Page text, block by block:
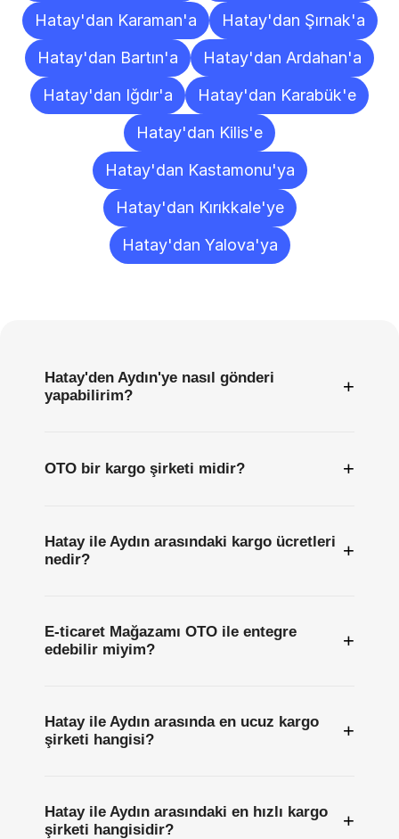
Hatay'dan Karaman'a
Hatay'dan Şırnak'a
Hatay'dan Bartın'a
Hatay'dan Ardahan'a
Hatay'dan Iğdır'a
Hatay'dan Karabük'e
Hatay'dan Kilis'e
Hatay'dan Kastamonu'ya
Hatay'dan Kırıkkale'ye
Hatay'dan Yalova'ya
Hatay'den Aydın'ye nasıl gönderi
yapabilirim?
+
OTO bir kargo şirketi midir? +
Hatay ile Aydın arasındaki kargo ücretleri
nedir?
+
E-ticaret Mağazamı OTO ile entegre
edebilir miyim?
+
Hatay ile Aydın arasında en ucuz kargo
şirketi hangisi?
+
Hatay ile Aydın arasındaki en hızlı kargo
şirketi hangisidir?
+